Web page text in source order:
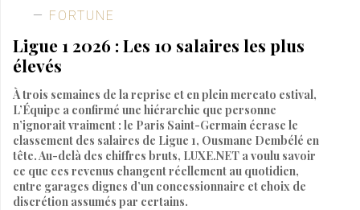
FORTUNE
Ligue 1 2026 : Les 10 salaires les plus
élevés
À trois semaines de la reprise et en plein mercato estival,
L’Équipe a confirmé une hiérarchie que personne
n’ignorait vraiment : le Paris Saint-Germain écrase le
classement des salaires de Ligue 1, Ousmane Dembélé en
tête. Au-delà des chiffres bruts, LUXE.NET a voulu savoir
ce que ces revenus changent réellement au quotidien,
entre garages dignes d’un concessionnaire et choix de
discrétion assumés par certains.